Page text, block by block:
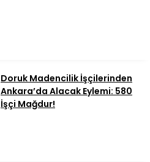
Doruk Madencilik İşçilerinden
Ankara’da Alacak Eylemi: 580
İşçi Mağdur!